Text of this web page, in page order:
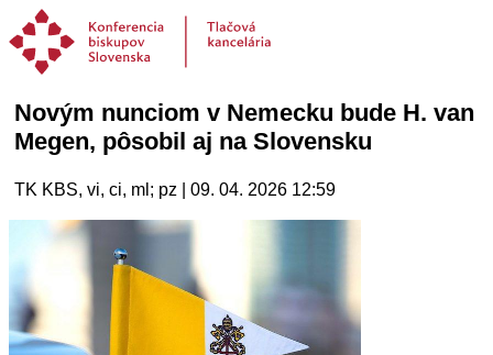
Novým nunciom v Nemecku bude H. van
Megen, pôsobil aj na Slovensku
TK KBS, vi, ci, ml; pz | 09. 04. 2026 12:59